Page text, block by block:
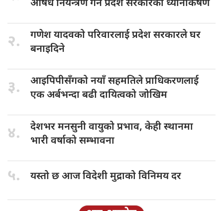
औषध नियन्त्रण गर्न प्रदेश सरकारको ध्यानाकर्षण
२. गणेश यादवकोपरिवारलाई प्रदेश सरकारले घर
बनाइदिने
३. आइपिपीसँगको नयाँसहमतिले प्राधिकरणलाई
एक अर्बभन्दा बढी दायित्वको जोखिम
४. देशभर मनसुनीवायुको प्रभाव, केही स्थानमा
भारी वर्षाको सम्भावना
५. यस्तो छआज विदेशी मुद्राको विनिमय दर